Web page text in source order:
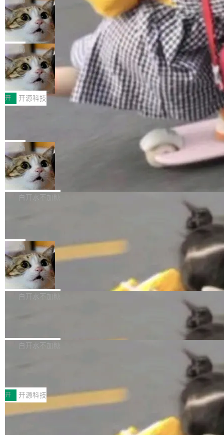
现实 过去两年，CIO们的焦虑清单上多了两项：
一是如何让大模型和智能体应用安全地从PoC走
向生产，二是如何让测试团队跟得上AI应用...
设置，如果用布尔值 + 可空字段来表示——bool
ean 表示是否可切换，nullable 的默认模式、浅
色方案、深色方案——会产生大量无意义的组
合。方案缺了、配置冲突了、全 null 了。要知道
哪些组合有效，作者说，你得靠"文档、校验、或
者部落知识"。 换个写法。Rust 的 enum，两个
变体：Switchable...
个"AI 知识库 + 聊天机器人"——每个大厂都在
做，没什么新鲜的。 但 Kenton Varda 在 Twitte
r 上把事情说清楚了： 今天我们发布了 Cloudfla
re OS，一个带连接器的聊天机器人，跟其他所
有科技公司做的一样。只不过，实际上它不一
样。这是 Sandstorm.io 的重制版，我十年前的
那个创业公司。不同的是，这次它构建在 Cloudf
lare Workers 上——我花了九年时间搭建的平台
——并且深度集成了 AI。这基本上是我十年秘密
Deno 团队开源 Celld，可自托管的分
布式 Durable Objects
Ryan Dahl 领导的 Deno 团队推出了最新开源项
目 Celld，一个能在自己机器上运行 Cloudflare
Workers 和 Durable Objects 的守护进程。 设
计思路很直接：每个对象是一个独立的 SQLite
数据库，按名称寻址，复制到你自己的 S3 兼容
存储库里。节点之间只通过这个存储库协调——
没有控制平面，没有共识协议。每个对象自带一
个小型数据库，应用天然按分片构建，单个数据
库的竞争和爆炸半径问题在设计层面就被消除
了。 闲置的 cell 会休眠到几乎不占资源。当 cel
l 迁移或唤醒时，新宿主从 S3 恢复 SQLite 数据
库继续执行。存储库是持久化的唯一真相...
局
鲁大师7月新机性能/流畅/AI榜：vivo夺
性能、流畅双第一，三星Galaxy Z系列
新折叠缺席
2026年7月的手机市场，由于存储等硬件成本暴
增，手机厂商的日子也不好过啊，新机速度明显
放缓，因此硝烟味淡了许多。新机参数规格除开
高价的三星折叠（三星Galaxy Z Fold8 Ultra / Z
Fold8 / Z Flip8）外，其余要么是中低端机器，
例如iQOO Z11i、REDMI Note 17、REDMI No
te 17 Pro、OPPO K15，要么是vivo X300 E这
样的次旗舰。 Galaxy Z Fold8 Ultra / Z Fold8 /
Z Flip8三款折叠屏新机均在7月22日发布，且全
部搭载骁龙8 Elite Gen5 for Galaxy，它们本该
开 开源科技
Zed 编辑器团队发布了新项目——DeltaDB，一
个在 git commit 之间记录每一次编辑操作的版
本控制系统。目前处于 Early Access 阶段。 De
ltaDB 的核心思路直接写在 landing page 最显
眼的位置：「Software is made between com
mits」——软件是在 commit 之间写出来的。git
是把这段空隙补上。 回退到任何一次编辑：Delt
aDB 捕获 commit 之间的每一次操作，...
局
SpaceXAI 单季资本开支达 183 亿美元
根据风险投资人Tomer Tunguz 博客（VC 分
析）披露的最新分析与第二季度业绩报告，Spac
微软同期总资本开支的四成。 与亚马逊、Alpha
bet、微软以及 Meta 等传统科技巨头相比，Spa
ceXAI的资金消耗速度尤为引人瞩目。然而，支
撑庞大支出的资金来源却呈现出截然不同的面
貌。数据显示，微软和 Meta 主要依托充沛的经
白开水不加糖
一个在终端里运行的编程 agent；Muse Spark
1.2，驱动这个 agent 的新模型。一句话概括：
你可以用 curl -fsSL https://dev.meta.ai/install.
sh | bash 安装一个能在大项目里自动规划、写
代码、验证结果的 AI 终端工具。 据介绍，Muse
个主 agent 循环，外加一组后台 agent。这些后
局
美团开源 LoHoSearch，用知识图谱校
准 AI 能力认知
机器出题的前提，是让机器拥有全局视野。整个
构建流程可以分为四个环节：建图 → 控制难度
白开水不加糖
库，并将作为transport接入Mooncake TENT。
MPComm将作为一种传输引擎接入Mooncake T
ENT，实现零拷贝传输性能提升30%、非零拷贝
传输性能最高提升5倍。UCL-MPComm底层基
于自研UCL-Engine通信引擎，后续腾讯网平将
白开水不加糖
型案例入选名单》，深信服“面向企业研发场景的
开源 AI 编程平台 CoStrict 应用”凭借卓越的技术
创新与落地成效成功入选。 全链路私有化部署，
助力企业AI研发安全落地 当前，越来越多企业已
开 开源科技
深信服AI算力网关入选工信部人工智能
前不久，工业和信息化部正式发布《2025年人工